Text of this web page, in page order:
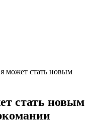
может стать новым
стать новым